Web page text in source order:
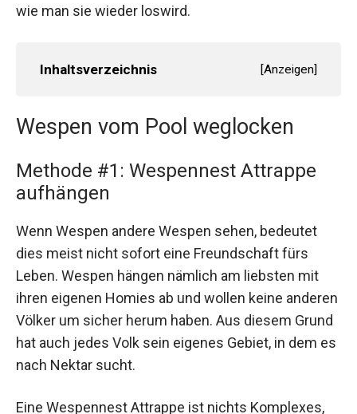
wie man sie wieder loswird.
Inhaltsverzeichnis [Anzeigen]
Wespen vom Pool weglocken
Methode #1: Wespennest Attrappe
aufhängen
Wenn Wespen andere Wespen sehen, bedeutet
dies meist nicht sofort eine Freundschaft fürs
Leben. Wespen hängen nämlich am liebsten mit
ihren eigenen Homies ab und wollen keine anderen
Völker um sicher herum haben. Aus diesem Grund
hat auch jedes Volk sein eigenes Gebiet, in dem es
nach Nektar sucht.
Eine Wespennest Attrappe ist nichts Komplexes,